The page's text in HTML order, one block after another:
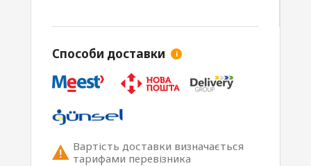
Способи доставки i
Вартість доставки визначається
тарифами перевізника